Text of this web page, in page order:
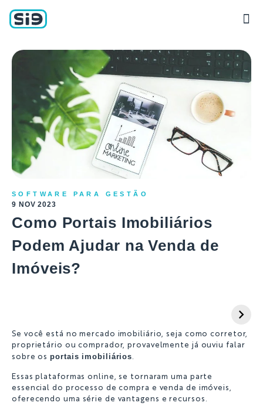
SOFTWARE PARA GESTÃO
9 NOV 2023
Como Portais Imobiliários
Podem Ajudar na Venda de
Imóveis?
Se você está no mercado imobiliário, seja como corretor,
proprietário ou comprador, provavelmente já ouviu falar
sobre osportais imobiliários.
Essas plataformas online, se tornaram uma parte
essencial do processo de compra e venda de imóveis,
oferecendo uma série de vantagens e recursos.